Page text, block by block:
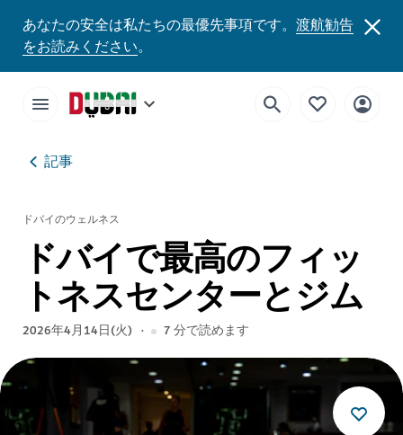
あなたの安全は私たちの最優先事項です。 渡航勧告
をお読みください。
記事
ドバイのウェルネス
ドバイで最高のフィッ
トネスセンターとジム
2026年4月14日(火) 7分で読めます